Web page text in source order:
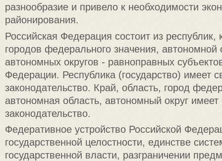
разнообразие и привело к необходимости
районирования.
Российская Федерация состоит из республик,
городов федерального значения, автономной
автономных округов - равноправных
Федерации. Республика (государство) имеет
законодательство. Край, область, город
автономная область, автономный округ имеет
законодательство.
Федеративное устройство Российской
государственной целостности, единстве
государственной власти, разграничении